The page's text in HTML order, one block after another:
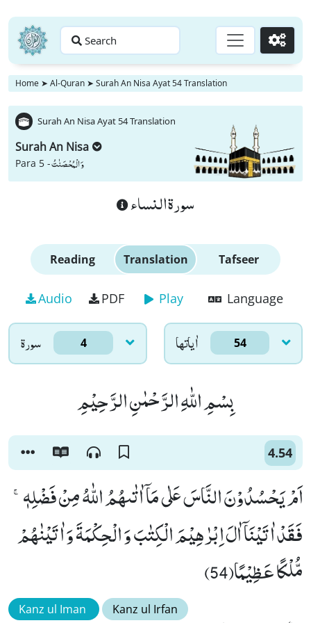
Search Go
Home ➤ Al-Quran ➤ Surah An Nisa Ayat 54 Translation
Surah An Nisa Ayat 54 Translation
Surah An Nisa
Para 5 -وَ الْمُحْصَنٰتُ
سورة النساء
Reading Translation Tafseer
Audio PDF Play Language
سورۃ 4 اٰياتها 54
بِسْمِ اللّٰهِ الرَّحْمٰنِ الرَّحِیْمِ
4.54
اَمْ یَحْسُدُوْنَ النَّاسَ عَلٰى مَاۤ اٰتٰىهُمُ اللّٰهُ مِنْ فَضْلِهٖۚ-
فَقَدْ اٰتَیْنَاۤ اٰلَ اِبْرٰهِیْمَ الْكِتٰبَ وَ الْحِكْمَةَ وَ اٰتَیْنٰهُمْ
مُّلْكًا عَظِیْمًا(54)
Kanz ul Iman Kanz ul Irfan